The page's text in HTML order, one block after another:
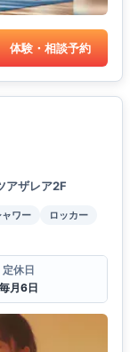
体験・相談予約
アザレア2F
ャワー
ロッカー
定休日
毎月6日